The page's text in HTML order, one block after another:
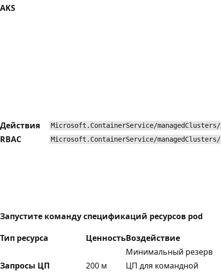
AKS
Действия
RBAC
Microsoft.ContainerService/managedClusters/
Microsoft.ContainerService/managedClusters/
Запустите команду спецификаций ресурсов pod
Тип ресурса
ЦенностьВоздействие
Запросы ЦП 200 м
Минимальный резерв
ЦП для командной